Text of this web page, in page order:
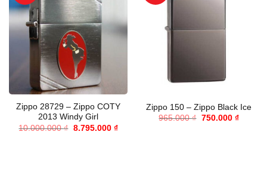
Zippo 28729 – Zippo COTY
2013 Windy Girl
10.000.000₫ Giá
8.795.000 ₫Giá
Zippo 150 – Zippo Black Ice
965.000₫ Giá
750.000 ₫Giá